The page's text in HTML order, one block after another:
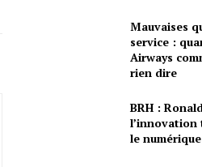
Mauvaises
service :
Airways
rien dire
BRH :
le numérique